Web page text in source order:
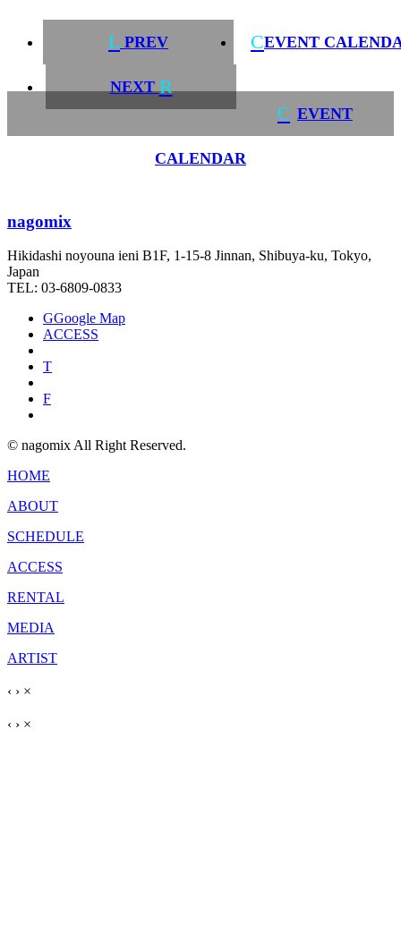
L PREV CEVENT
NEXT R
C EVENT
CALENDAR
nagomix
Hikidashi noyouna ieni B1F, 1-15-8 Jinnan, Shibuya-ku, Tokyo,
Japan
TEL: 03-6809-0833
GGoogle Map
ACCESS
T
F
© nagomix All Right Reserved.
HOME
ABOUT
SCHEDULE
ACCESS
RENTAL
MEDIA
ARTIST
‹ › ×
‹ › ×